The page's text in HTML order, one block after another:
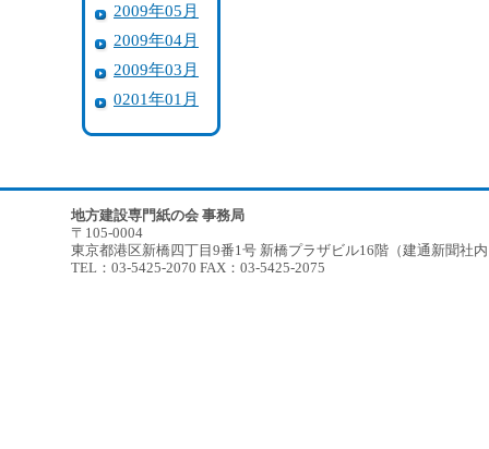
2009年05月
2009年04月
2009年03月
0201年01月
地方建設専門紙の会 事務局
〒105-0004
東京都港区新橋四丁目9番1号 新橋プラザビル16階（建通新聞社
TEL：03-5425-2070 FAX：03-5425-2075